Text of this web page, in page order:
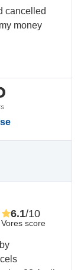
cancelled
money
Vores score
6.1/10